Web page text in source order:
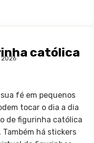
católica
2026
fé em pequenos
tocar o dia a dia
de figurinha católica
há stickers